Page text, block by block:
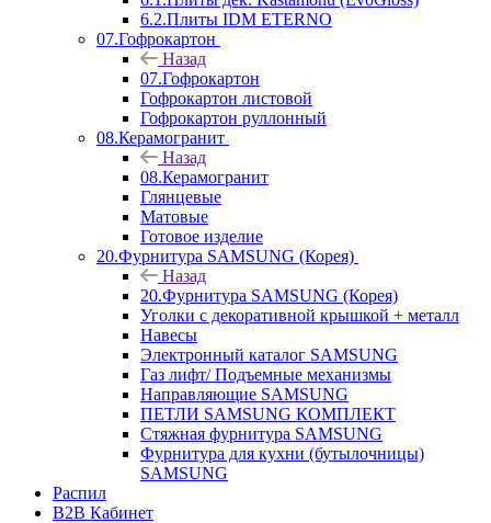
6.2.Плиты IDM ETERNO
07.Гофрокартон
Назад
07.Гофрокартон
Гофрокартон листовой
Гофрокартон руллонный
08.Керамогранит
Назад
08.Керамогранит
Глянцевые
Матовые
Готовое изделие
20.Фурнитура SAMSUNG (Корея)
Назад
20.Фурнитура SAMSUNG (Корея)
Уголки с декоративной крышкой + металл
Навесы
Электронный каталог SAMSUNG
Газ лифт/ Подъемные механизмы
Направляющие SAMSUNG
ПЕТЛИ SAMSUNG КОМПЛЕКТ
Стяжная фурнитура SAMSUNG
Фурнитура для кухни (бутылочницы)
SAMSUNG
Распил
B2B Кабинет